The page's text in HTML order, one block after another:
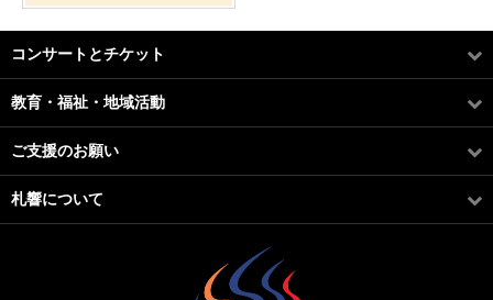
コンサートとチケット
教育・福祉・地域活動
ご支援のお願い
札響について